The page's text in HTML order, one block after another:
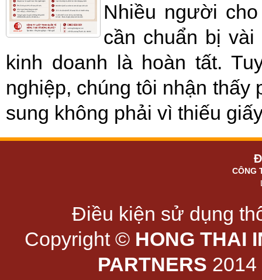
Nhiều người
cần chuẩn bị
kinh doanh là hoàn tất.
nghiệp, chúng tôi nhận
sung không phải vì thiếu
CÔNG
Điều kiện sử dụng
Copyright © HONG THAI
PARTNERS 2014